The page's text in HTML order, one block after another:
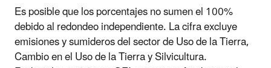
Es posible que los porcentajes no sumen el 100%
debido al redondeo independiente. La cifra excluye
emisiones y sumideros del sector de Uso de la Tierra,
Cambio en el Uso de la Tierra y Silvicultura.